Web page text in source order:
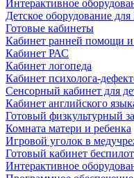
Интерактивное
Детское оборудование
Готовые кабинеты
Кабинет ранней помощи и
Кабинет РАС
Кабинет логопеда
Кабинет психолога-
Сенсорный кабинет для
Кабинет английского
Готовый физкультурный
Комната матери и ребенка
Игровой уголок в
Готовый кабинет
Интерактивное